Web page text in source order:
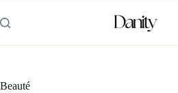
au
contenu
Beauté